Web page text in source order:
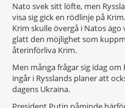
Nato svek sitt löfte, men
visa sig gick en rödlinje på
Krim skulle övergå i Natos
glatt den möjlighet som
återinförliva Krim.
Men många frågar sig idag
ingår i Rysslands planer att
dagens Ukraina.